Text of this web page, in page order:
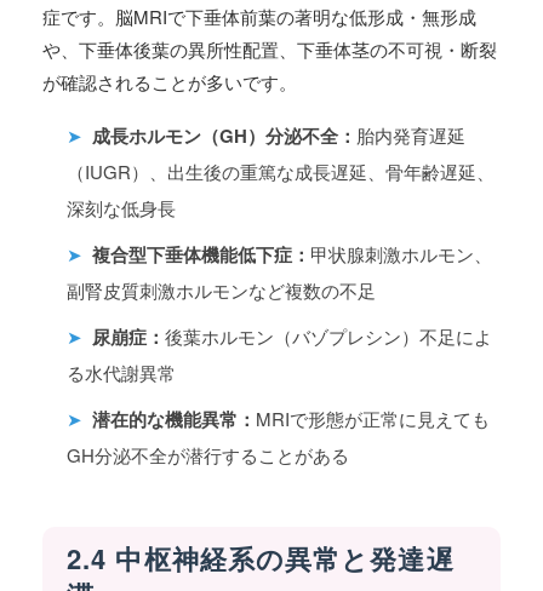
症です。脳MRIで下垂体前葉の著明な低形成・無形成
や、下垂体後葉の異所性配置、下垂体茎の不可視・断裂
が確認されることが多いです。
➤ 成長ホルモン（GH）分泌不全： 胎内発育遅延
（IUGR）、出生後の重篤な成長遅延、骨年齢遅延、
深刻な低身長
➤ 複合型下垂体機能低下症： 甲状腺刺激ホルモン、
副腎皮質刺激ホルモンなど複数の不足
➤ 尿崩症： 後葉ホルモン（バゾプレシン）不足によ
る水代謝異常
➤ 潜在的な機能異常： MRIで形態が正常に見えても
GH分泌不全が潜行することがある
2.4 中枢神経系の異常と発達遅